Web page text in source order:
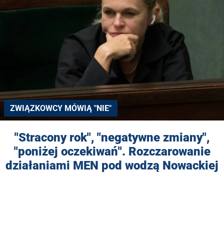
ZWIĄZKOWCY MÓWIĄ "NIE"
"Stracony rok", "negatywne zmiany",
"poniżej oczekiwań". Rozczarowanie
działaniami MEN pod wodzą Nowackiej